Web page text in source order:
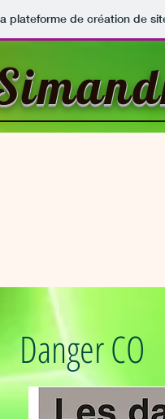
plateforme de création de
Danger CO